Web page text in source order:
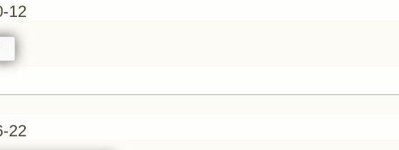
12
22